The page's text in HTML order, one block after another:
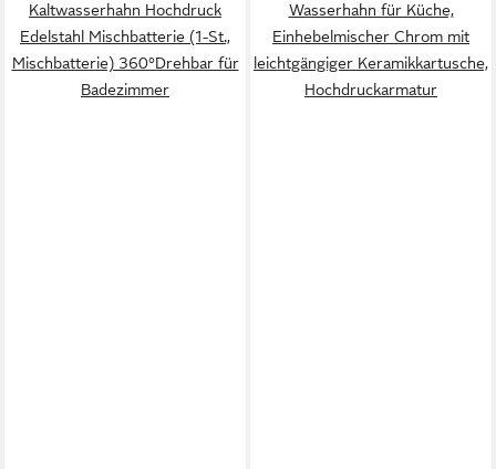
Kaltwasserhahn Hochdruck
Edelstahl Mischbatterie (1-St.,
Mischbatterie) 360°Drehbar für
Badezimmer
Wasserhahn für Küche,
Einhebelmischer Chrom mit
leichtgängiger Keramikkartusche,
Hochdruckarmatur